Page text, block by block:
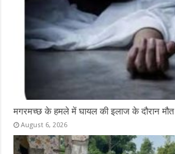
मगरमच्छ के हमले में घायल की इलाज के दौरान मौत
August 6, 2026